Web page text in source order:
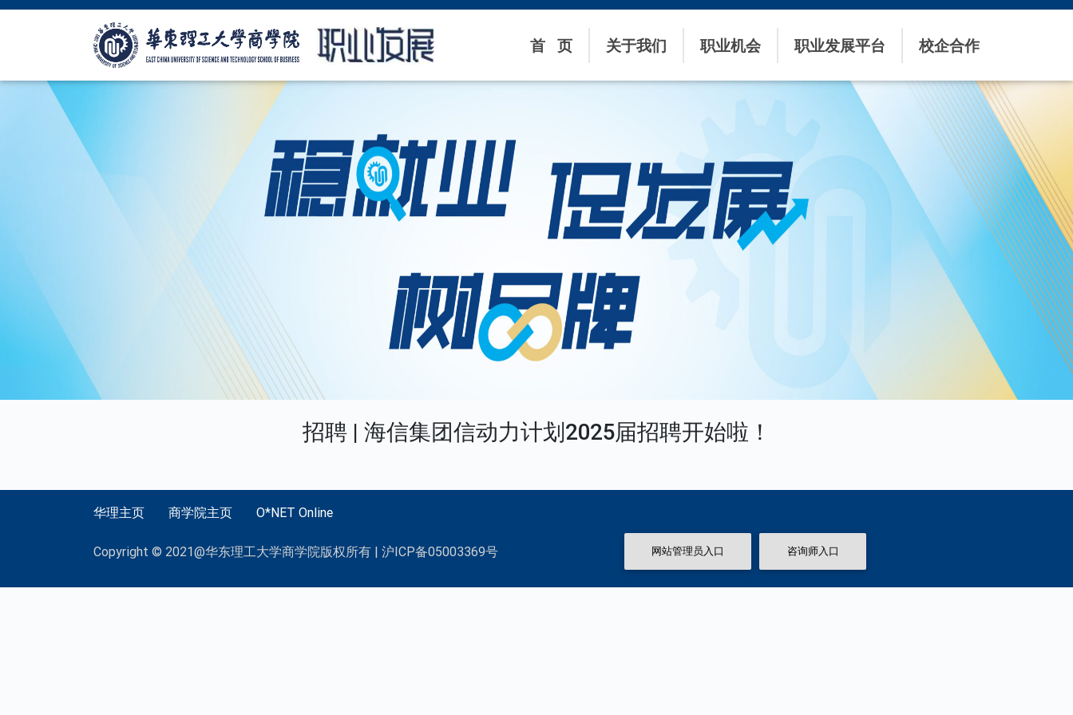
首 页 关于我们 职业机会 职业发展平台 校企合作
招聘 | 海信集团信动力计划2025届招聘开始啦！
华理主页 商学院主页 O*NET Online
Copyright © 2021@华东理工大学商学院版权所有 | 沪ICP备05003369号 网站管理员入口 咨询师入口